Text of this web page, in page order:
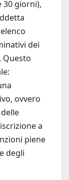
giorni),
dei
Questo
ovvero
a
piene
degli